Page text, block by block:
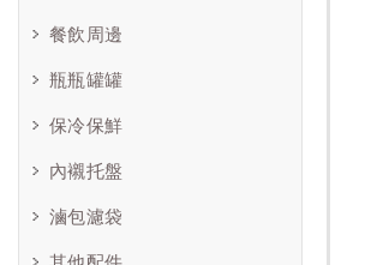
餐飲周邊
瓶瓶罐罐
保冷保鮮
內襯托盤
滷包濾袋